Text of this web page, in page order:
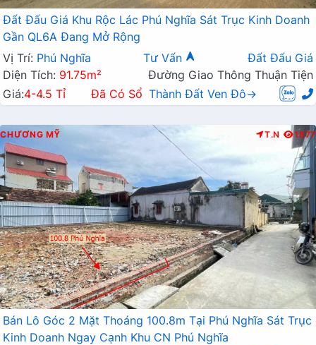
Đất Đấu Giá Khu Rộc Lác Phú Nghĩa Sát Trục Kinh Doanh
Gần QL6A Đang Mở Rộng
Vị Trí: Phú Nghĩa Tư Vấn
Đất Đấu Giá
Diện Tích: 91.75m²
Đường Giao Thông Thuận Tiện
Giá:4-4.5 Tỉ Đã Có Sổ Thành Đất Ven Đô→
CHƯƠNG MỸ T.N 1877
Bán Lô Góc 2 Mặt Thoáng 100.8m Tại Phú Nghĩa Sát Trục
Kinh Doanh Ngay Cạnh Khu CN Phú Nghĩa